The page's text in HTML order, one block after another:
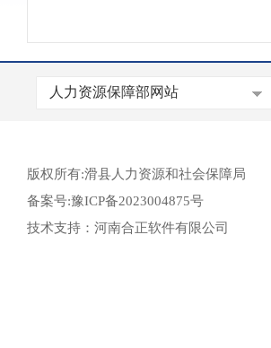
版权所有:滑县人力资源和社会保障局
备案号:豫ICP备2023004875号
技术支持：河南合正软件有限公司